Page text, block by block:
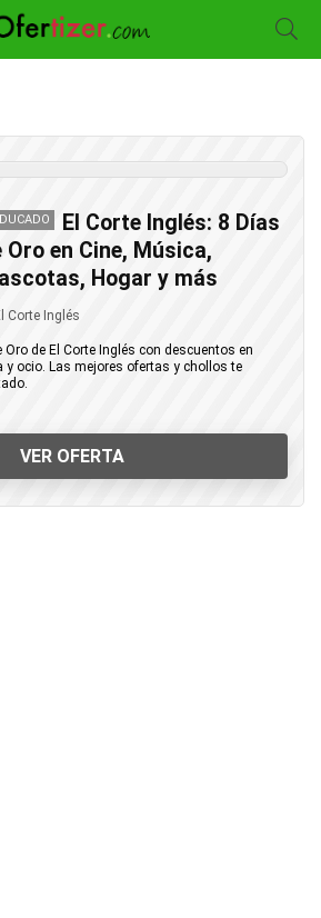
El Corte Inglés: 8 Días
Oro en Cine, Música,
Hogar y más
Corte Inglés
de El Corte Inglés con descuentos en
y ocio. Las mejores ofertas y chollos te
VER OFERTA